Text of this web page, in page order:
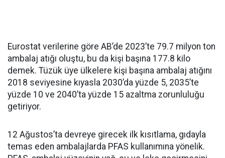
Eurostat verilerine göre AB’de 2023’te 79.7 milyon ton
ambalaj atığı oluştu, bu da kişi başına 177.8 kilo
demek. Tüzük üye ülkelere kişi başına ambalaj atığını
2018 seviyesine kıyasla 2030’da yüzde 5, 2035’te
yüzde 10 ve 2040’ta yüzde 15 azaltma zorunluluğu
getiriyor.
12 Ağustos’ta devreye girecek ilk kısıtlama, gıdayla
temas eden ambalajlarda PFAS kullanımına yönelik.